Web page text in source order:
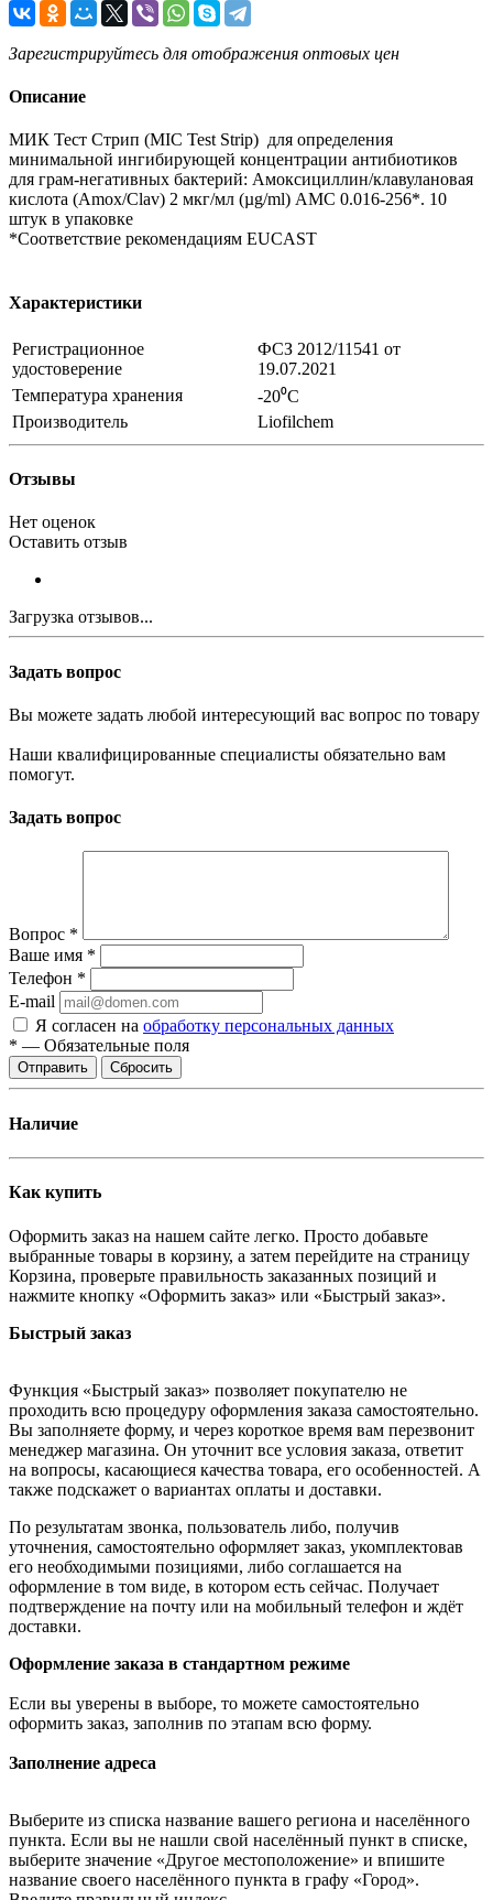
Зарегистрируйтесь для отображения оптовых цен
Описание
МИК Тест Стрип (MIC Test Strip) для определения
минимальной ингибирующей концентрации антибиотиков
для грам-негативных бактерий: Амоксициллин/клавулановая
кислота (Amox/Clav) 2 мкг/мл (µg/ml) AMC 0.016-256*. 10
штук в упаковке
*Соответствие рекомендациям EUCAST
Характеристики
Регистрационное
удостоверение
ФСЗ 2012/11541 от
19.07.2021
Температура хранения
-20⁰С
Производитель
Liofilchem
Отзывы
Нет оценок
Оставить отзыв
Загрузка отзывов...
Задать вопрос
Вы можете задать любой интересующий вас вопрос по товару
Наши квалифицированные специалисты обязательно вам
помогут.
Задать вопрос
Вопрос *
Ваше имя *
Телефон *
E-mail
Я согласен на обработку персональных данных
* — Обязательные поля
Отправить Сбросить
Наличие
Как купить
Оформить заказ на нашем сайте легко. Просто добавьте
выбранные товары в корзину, а затем перейдите на страницу
Корзина, проверьте правильность заказанных позиций и
нажмите кнопку «Оформить заказ» или «Быстрый заказ».
Быстрый заказ
Функция «Быстрый заказ» позволяет покупателю не
проходить всю процедуру оформления заказа самостоятельно.
Вы заполняете форму, и через короткое время вам перезвонит
менеджер магазина. Он уточнит все условия заказа, ответит
на вопросы, касающиеся качества товара, его особенностей. А
также подскажет о вариантах оплаты и доставки.
По результатам звонка, пользователь либо, получив
уточнения, самостоятельно оформляет заказ, укомплектовав
его необходимыми позициями, либо соглашается на
оформление в том виде, в котором есть сейчас. Получает
подтверждение на почту или на мобильный телефон и ждёт
доставки.
Оформление заказа в стандартном режиме
Если вы уверены в выборе, то можете самостоятельно
оформить заказ, заполнив по этапам всю форму.
Заполнение адреса
Выберите из списка название вашего региона и населённого
пункта. Если вы не нашли свой населённый пункт в списке,
выберите значение «Другое местоположение» и впишите
название своего населённого пункта в графу «Город».